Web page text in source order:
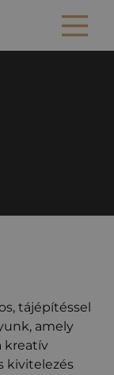
tájépítéssel
amely
kreatív
kivitelezés